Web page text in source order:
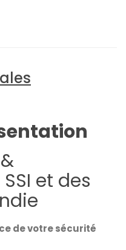
et des
de votre sécurité